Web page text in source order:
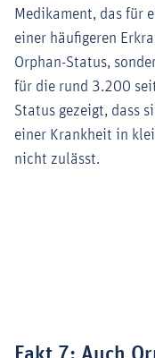
Medikament, das für
einer häufigeren
Orphan-Status,
für die rund 3.200
Status gezeigt, dass
einer Krankheit in
nicht zulässt.